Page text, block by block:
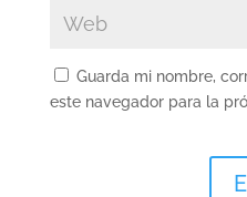
Guarda mi nombre,
este navegador para la